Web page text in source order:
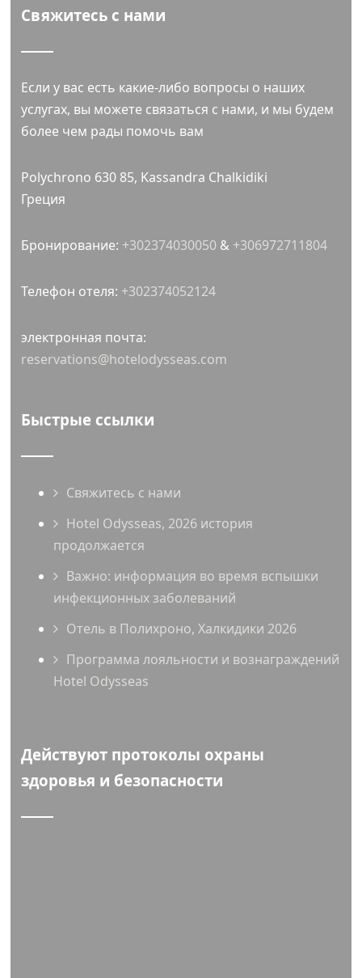
Свяжитесь с нами
Если у вас есть какие-либо вопросы о наших
услугах, вы можете связаться с нами, и мы будем
более чем рады помочь вам
Polychrono 630 85, Kassandra Chalkidiki
Греция
Бронирование: +302374030050 & +306972711804
Телефон отеля: +302374052124
электронная почта:
reservations@hotelodysseas.com
Быстрые ссылки
Свяжитесь с нами
Hotel Odysseas, 2026 история
продолжается
Важно: информация во время вспышки
инфекционных заболеваний
Отель в Полихроно, Халкидики 2026
Программа лояльности и вознаграждений
Hotel Odysseas
Действуют протоколы охраны
здоровья и безопасности